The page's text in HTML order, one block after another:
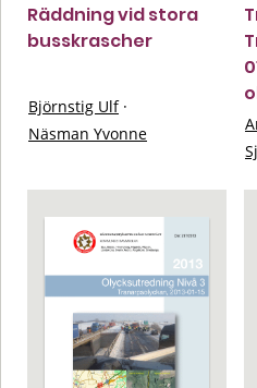
Räddning vid stora
busskrascher
Björnstig Ulf ·
Näsman Yvonne